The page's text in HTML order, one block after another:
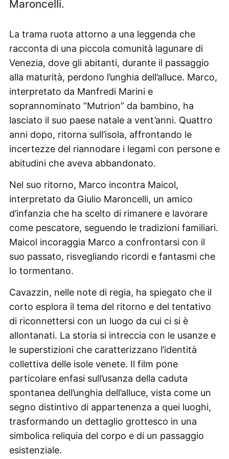
Maroncelli.
La trama ruota attorno a una leggenda che
racconta di una piccola comunità lagunare di
Venezia, dove gli abitanti, durante il passaggio
alla maturità, perdono l’unghia dell’alluce. Marco,
interpretato da Manfredi Marini e
soprannominato “Mutrion” da bambino, ha
lasciato il suo paese natale a vent’anni. Quattro
anni dopo, ritorna sull’isola, affrontando le
incertezze del riannodare i legami con persone e
abitudini che aveva abbandonato.
Nel suo ritorno, Marco incontra Maicol,
interpretato da Giulio Maroncelli, un amico
d’infanzia che ha scelto di rimanere e lavorare
come pescatore, seguendo le tradizioni familiari.
Maicol incoraggia Marco a confrontarsi con il
suo passato, risvegliando ricordi e fantasmi che
lo tormentano.
Cavazzin, nelle note di regia, ha spiegato che il
corto esplora il tema del ritorno e del tentativo
di riconnettersi con un luogo da cui ci si è
allontanati. La storia si intreccia con le usanze e
le superstizioni che caratterizzano l’identità
collettiva delle isole venete. Il film pone
particolare enfasi sull’usanza della caduta
spontanea dell’unghia dell’alluce, vista come un
segno distintivo di appartenenza a quei luoghi,
trasformando un dettaglio grottesco in una
simbolica reliquia del corpo e di un passaggio
esistenziale.